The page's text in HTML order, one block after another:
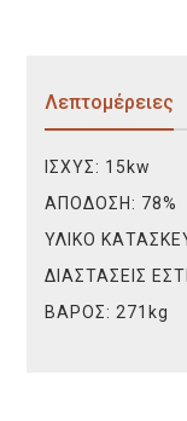
Λεπτομέρειες
ΙΣΧΥΣ: 15kw
ΑΠΟΔΟΣΗ: 78%
ΥΛΙΚΟ
ΔΙΑΣΤΑΣΕΙΣ
ΒΑΡΟΣ: 271kg